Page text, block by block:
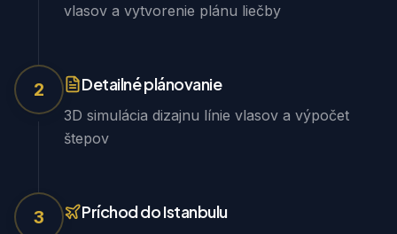
vlasov a vytvorenie plánu liečby
2 Detailné plánovanie
3D simulácia dizajnu línie vlasov a výpočet
štepov
3 Príchod do Istanbulu